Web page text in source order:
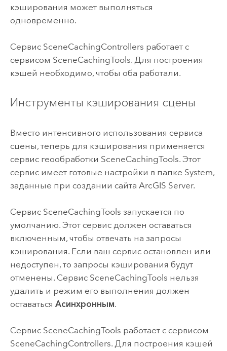
кэширования может выполняться
одновременно.
Сервис SceneCachingControllers работает с
сервисом SceneCachingTools. Для построения
кэшей необходимо, чтобы оба работали.
Инструменты кэширования сцены
Вместо интенсивного использования сервиса
сцены, теперь для кэширования применяется
сервис геообработки SceneCachingTools. Этот
сервис имеет готовые настройки в папке System,
заданные при создании сайта ArcGIS Server.
Сервис SceneCachingTools запускается по
умолчанию. Этот сервис должен оставаться
включенным, чтобы отвечать на запросы
кэширования. Если ваш сервис остановлен или
недоступен, то запросы кэширования будут
отменены. Сервис SceneCachingTools нельзя
удалить и режим его выполнения должен
оставаться Асинхронным.
Сервис SceneCachingTools работает с сервисом
SceneCachingControllers. Для построения кэшей